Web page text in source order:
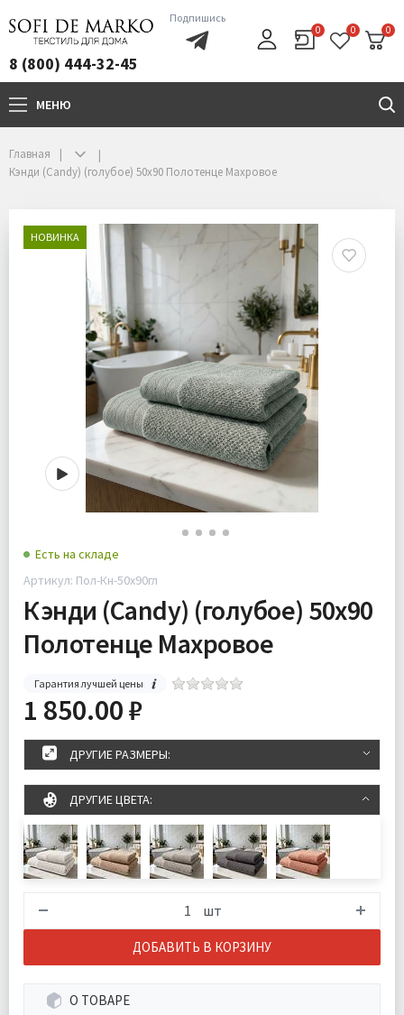
8 (800) 444-32-45
Подпишись
0 0 0
МЕНЮ
Главная
Кэнди (Candy) (голубое) 50х90 Полотенце Махровое
НОВИНКА
Есть на складе
Артикул: Пол-Кн-50х90гл
Кэнди (Candy) (голубое) 50х90
Полотенце Махровое
Гарантия лучшей цены
1 850.00 ₽
ДРУГИЕ РАЗМЕРЫ:
ДРУГИЕ ЦВЕТА:
шт
ДОБАВИТЬ В КОРЗИНУ
О ТОВАРЕ